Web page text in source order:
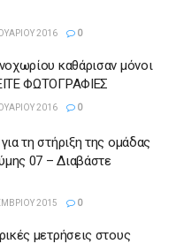
2016 0
καθάρισαν μόνοι
ΦΩΤΟΓΡΑΦΙΕΣ
2016 0
τη στήριξη της ομάδας
07 – Διαβάστε
2015 0
μετρήσεις στους